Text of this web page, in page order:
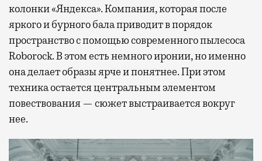
колонки «Яндекса». Компания, которая после
яркого и бурного бала приводит в порядок
пространство с помощью современного пылесоса
Roborock. В этом есть немного иронии, но именно
она делает образы ярче и понятнее. При этом
техника остается центральным элементом
повествования — сюжет выстраивается вокруг
нее.